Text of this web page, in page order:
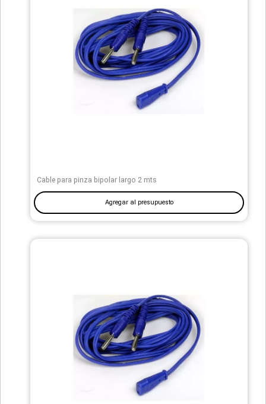
Cable para pinza bipolar largo 2 mts
Agregar al presupuesto